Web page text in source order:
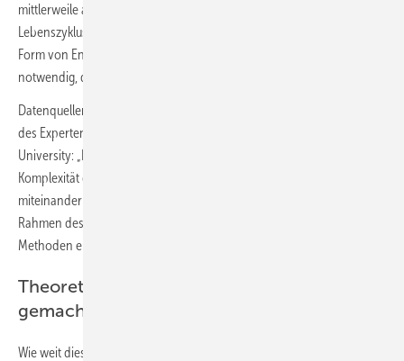
mittlerweile an ihre Grenzen stoßen, der Betrieb aber etwa 80 % der
Lebenszykluskosten eines Bürogebäudes ausmacht; ca. 40 % davon in
Form von Energie. Um diesen Anteil zu senken, wird es zwingend
notwendig, die unterschiedlichsten
Datenquellen im Gebäudebetrieb anzuzapfen, unterstrich im Rahmen
des Expertenforums Dominik Schlütter von der RWTH Aachen
University: „Die Herausforderung besteht darin, die Menge und
Komplexität der Daten adaptiv zu reduzieren und diese dann
miteinander in Beziehung zu setzen.“ Und auch dafür wurden im
Rahmen des Forschungsprojektes Energie.Digital die notwendigen
Methoden entwickelt.
Theoretische Erkenntnisse sichtbar
gemacht
Wie weit diese gesammelten Erkenntnisse tatsächlich tragen, lässt sich